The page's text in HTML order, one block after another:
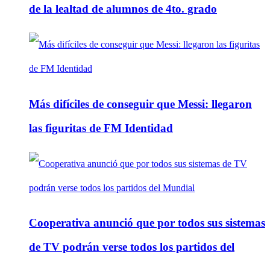
de la lealtad de alumnos de 4to. grado
Más difíciles de conseguir que Messi: llegaron
las figuritas de FM Identidad
Cooperativa anunció que por todos sus sistemas
de TV podrán verse todos los partidos del